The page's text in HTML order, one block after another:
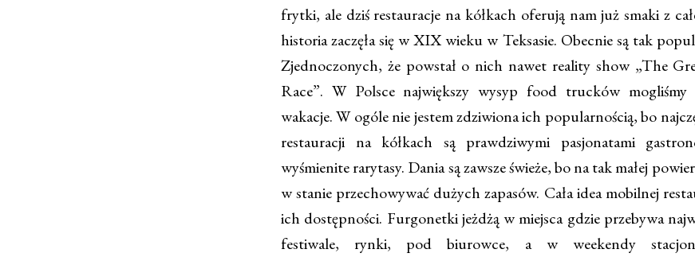
frytki, ale dziś restauracje na kółkach oferują nam już smaki z
historia zaczęła się w XIX wieku w Teksasie. Obecnie są tak
Zjednoczonych, że powstał o nich nawet reality show „The
Race”. W Polsce największy wysyp food trucków
wakacje. W ogóle nie jestem zdziwiona ich popularnością, bo
restauracji na kółkach są prawdziwymi pasjonatami
wyśmienite rarytasy. Dania są zawsze świeże, bo na tak małej
w stanie przechowywać dużych zapasów. Cała idea mobilnej
ich dostępności. Furgonetki jeżdżą w miejsca gdzie przebywa
festiwale, rynki, pod biurowce, a w weekendy